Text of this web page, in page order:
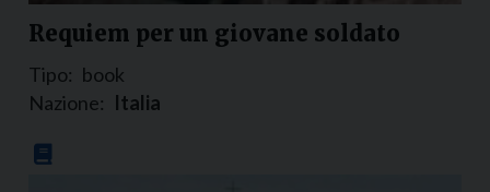
Requiem per un giovane soldato
Tipo: book
Nazione: Italia